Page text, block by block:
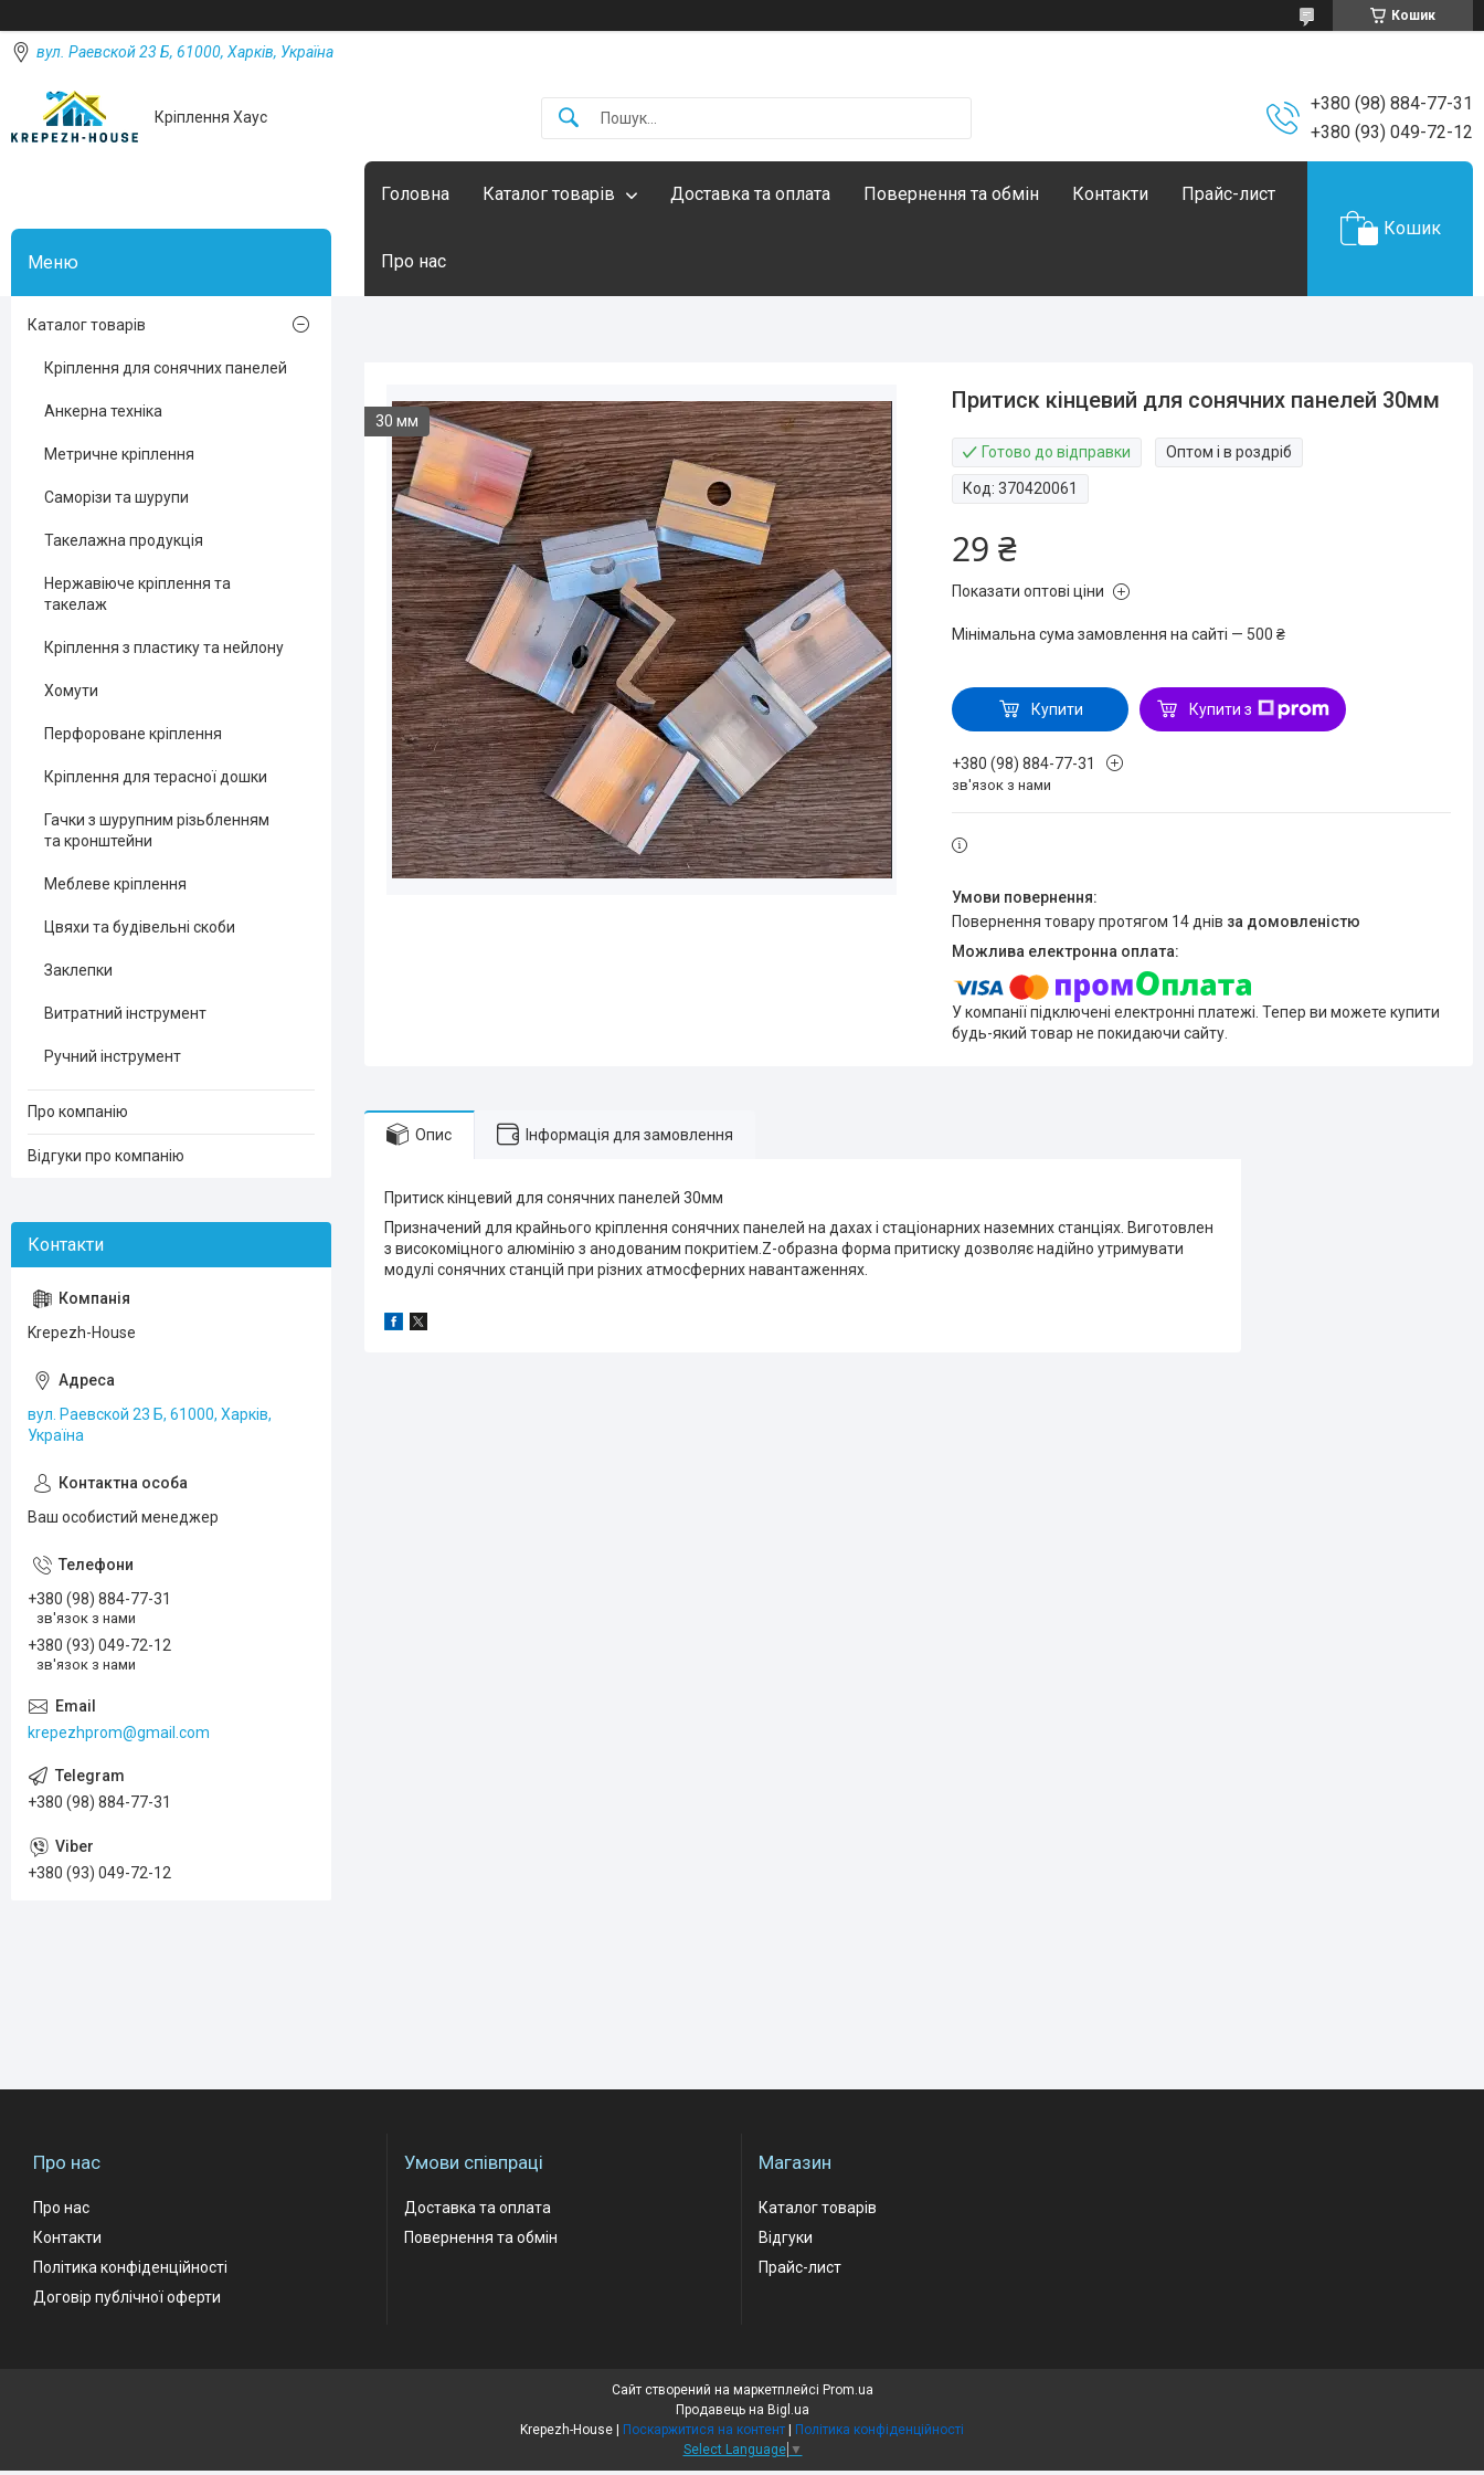
Кошик
вул. Раевской 23 Б, 61000, Харків, Україна
Кріплення Хаус
+380 (98) 884-77-31
+380 (93) 049-72-12
Головна Каталог товарів Доставка та оплата Повернення та обмін Контакти Прайс-лист
Про нас
Кошик
30 мм
Притиск кінцевий для сонячних панелей 30мм
Готово до відправки Оптом і в роздріб
Код:370420061
29 ₴
Показати оптові ціни
Мінімальна сума замовлення на сайті — 500 ₴
Купити Купити з
+380 (98) 884-77-31
зв'язок з нами
повернення товару протягом 14 днів за домовленістю
У компанії підключені електронні платежі. Тепер ви можете купити
будь-який товар не покидаючи сайту.
Опис Інформація для замовлення
Притиск кінцевий для сонячних панелей 30мм
Призначений для крайнього кріплення сонячних панелей на дахах і стаціонарних наземних станціях. Виготовлен
з високоміцного алюмінію з анодованим покритіем.Z-образна форма притиску дозволяє надійно утримувати
модулі сонячних станцій при різних атмосферних навантаженнях.
Каталог товарів
Кріплення для сонячних панелей
Анкерна техніка
Метричне кріплення
Саморізи та шурупи
Такелажна продукція
Нержавіюче кріплення та
такелаж
Кріплення з пластику та нейлону
Хомути
Перфороване кріплення
Кріплення для терасної дошки
Гачки з шурупним різьбленням
та кронштейни
Меблеве кріплення
Цвяхи та будівельні скоби
Заклепки
Витратний інструмент
Ручний інструмент
Про компанію
Відгуки про компанію
Krepezh-House
вул. Раевской 23 Б, 61000, Харків,
Україна
Ваш особистий менеджер
+380 (98) 884-77-31
зв'язок з нами
+380 (93) 049-72-12
зв'язок з нами
krepezhprom@gmail.com
+380 (98) 884-77-31
+380 (93) 049-72-12
Про нас
Про нас
Контакти
Політика конфіденційності
Договір публічної оферти
Умови співпраці
Доставка та оплата
Повернення та обмін
Магазин
Каталог товарів
Відгуки
Прайс-лист
Сайт створений на маркетплейсі Prom.ua
Продавець на Bigl.ua
Krepezh-House | Поскаржитися на контент | Політика конфіденційності
Select Language ▼